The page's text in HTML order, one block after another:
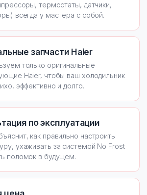
термостаты, датчики,
всегда у мастера с собой.
запчасти Haier
только оригинальные
Haier, чтобы ваш холодильник
эффективно и долго.
по эксплуатации
как правильно настроить
ухаживать за системой No Frost
поломок в будущем.